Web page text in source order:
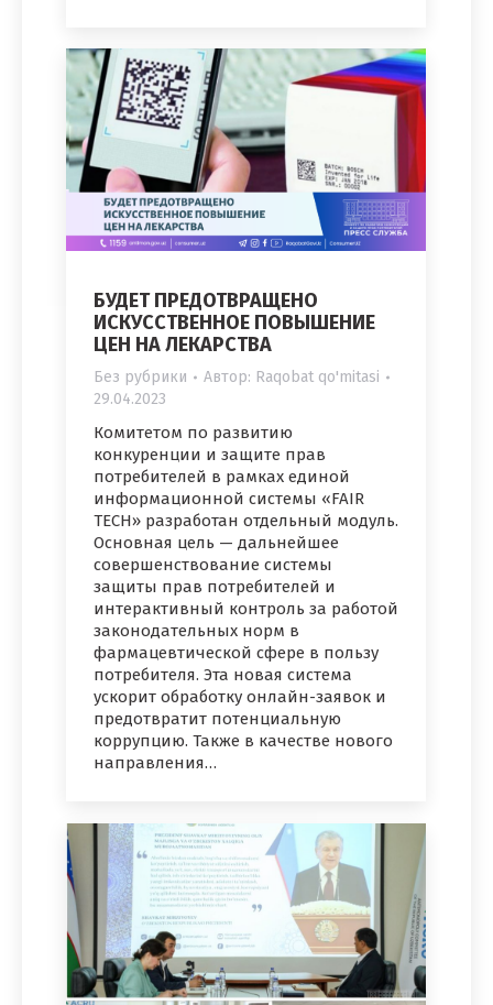
БУДЕТ ПРЕДОТВРАЩЕНО
ИСКУССТВЕННОЕ ПОВЫШЕНИЕ
ЦЕН НА ЛЕКАРСТВА
Без рубрики Автор: Raqobat qo'mitasi
29.04.2023
Комитетом по развитию
конкуренции и защите прав
потребителей в рамках единой
информационной системы «FAIR
TECH» разработан отдельный модуль.
Основная цель — дальнейшее
совершенствование системы
защиты прав потребителей и
интерактивный контроль за работой
законодательных норм в
фармацевтической сфере в пользу
потребителя. Эта новая система
ускорит обработку онлайн-заявок и
предотвратит потенциальную
коррупцию. Также в качестве нового
направления…